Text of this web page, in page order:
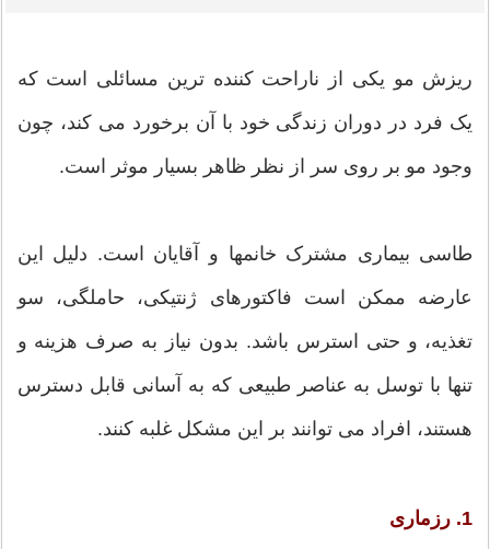
ریزش مو یکی از ناراحت کننده ترین مسائلی است که
یک فرد در دوران زندگی خود با آن برخورد می کند، چون
وجود مو بر روی سر از نظر ظاهر بسیار موثر است.
طاسی بیماری مشترک خانمها و آقایان است. دلیل این
عارضه ممکن است فاکتورهای ژنتیکی، حاملگی، سو
تغذیه، و حتی استرس باشد. بدون نیاز به صرف هزینه و
تنها با توسل به عناصر طبیعی که به آسانی قابل دسترس
هستند، افراد می توانند بر این مشکل غلبه کنند.
1. رزماری